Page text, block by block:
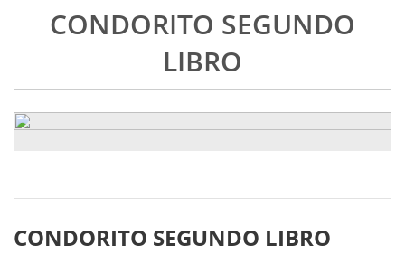
CONDORITO SEGUNDO
LIBRO
CONDORITO SEGUNDO LIBRO